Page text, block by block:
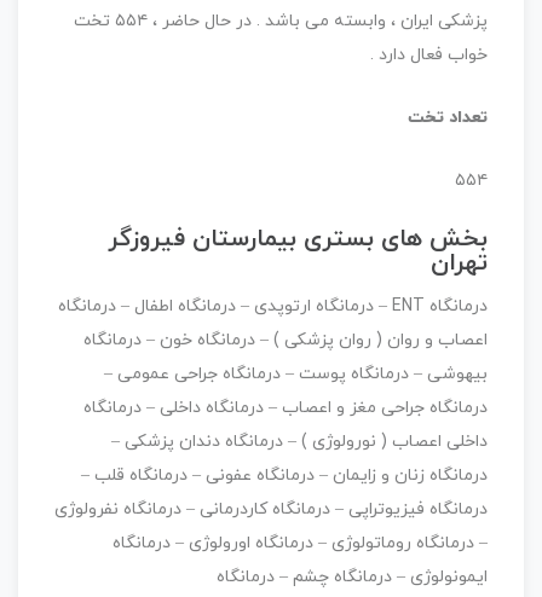
پزشکی ایران ، وابسته می باشد . در حال حاضر ، ۵۵۴ تخت
خواب فعال دارد .
تعداد تخت
۵۵۴
بخش های بستری بیمارستان فیروزگر
تهران
درمانگاه ENT – درمانگاه ارتوپدی – درمانگاه اطفال – درمانگاه
اعصاب و روان ( روان پزشکی ) – درمانگاه خون – درمانگاه
بیهوشی – درمانگاه پوست – درمانگاه جراحی عمومی –
درمانگاه جراحی مغز و اعصاب – درمانگاه داخلی – درمانگاه
داخلی اعصاب ( نورولوژی ) – درمانگاه دندان پزشکی –
درمانگاه زنان و زایمان – درمانگاه عفونی – درمانگاه قلب –
درمانگاه فیزیوتراپی – درمانگاه کاردرمانی – درمانگاه نفرولوژی
– درمانگاه روماتولوژی – درمانگاه اورولوژی – درمانگاه
ایمونولوژی – درمانگاه چشم – درمانگاه